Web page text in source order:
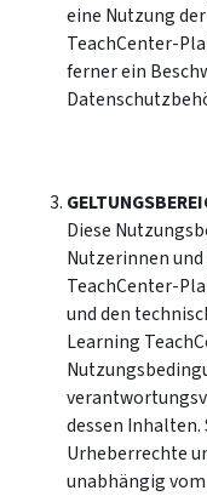
eine Nutzung
TeachCenter-
ferner ein
Diese
Nutzerinnen
TeachCenter-
und den
Learning
dessen Inhalten.
Urheberrechte
unabhängig